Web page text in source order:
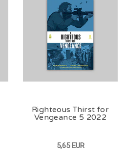
Righteous Thirst for
Vengeance 5 2022
5,65 EUR